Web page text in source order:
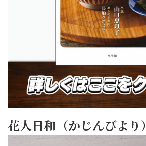
花人日和（かじんびより）